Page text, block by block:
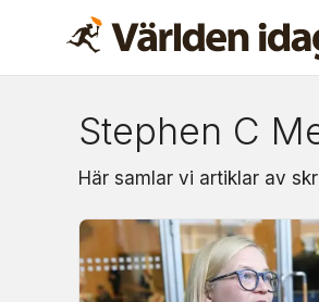
Om:
stephen
Stephen C
Här samlar vi artiklar av